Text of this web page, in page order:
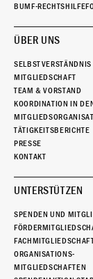
BUMF-
ÜBER UNS
SELBSTVERSTÄNDNIS
MITGLIEDSCHAFT
TEAM & VORSTAND
KOORDINATION IN
TÄTIGKEITSBERICHTE
PRESSE
KONTAKT
UNTERSTÜTZEN
SPENDEN UND
ORGANISATIONS-
MITGLIEDSCHAFTEN